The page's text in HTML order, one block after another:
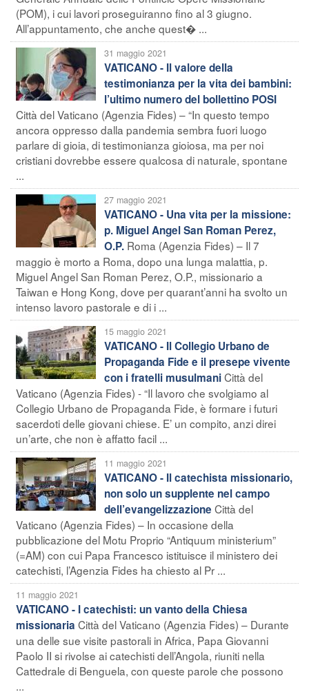
(POM), i cui lavori proseguiranno fino al 3 giugno.
All’appuntamento, che anche quest� ...
31 maggio 2021
VATICANO - Il valore della
testimonianza per la vita dei bambini:
l’ultimo numero del bollettino POSI
Città del Vaticano (Agenzia Fides) – “In questo tempo
ancora oppresso dalla pandemia sembra fuori luogo
parlare di gioia, di testimonianza gioiosa, ma per noi
cristiani dovrebbe essere qualcosa di naturale, spontane
...
27 maggio 2021
VATICANO - Una vita per la missione:
p. Miguel Angel San Roman Perez,
O.P. Roma (Agenzia Fides) – Il 7
maggio è morto a Roma, dopo una lunga malattia, p.
Miguel Angel San Roman Perez, O.P., missionario a
Taiwan e Hong Kong, dove per quarant’anni ha svolto un
intenso lavoro pastorale e di i ...
15 maggio 2021
VATICANO - Il Collegio Urbano de
Propaganda Fide e il presepe vivente
con i fratelli musulmaniCittà del
Vaticano (Agenzia Fides) - “Il lavoro che svolgiamo al
Collegio Urbano de Propaganda Fide, è formare i futuri
sacerdoti delle giovani chiese. E’ un compito, anzi direi
un’arte, che non è affatto facil ...
11 maggio 2021
VATICANO - Il catechista missionario,
non solo un supplente nel campo
dell’evangelizzazione Città del
Vaticano (Agenzia Fides) – In occasione della
pubblicazione del Motu Proprio “Antiquum ministerium”
(=AM) con cui Papa Francesco istituisce il ministero dei
catechisti, l’Agenzia Fides ha chiesto al Pr ...
11 maggio 2021
VATICANO - I catechisti: un vanto della Chiesa
missionaria Città del Vaticano (Agenzia Fides) – Durante
una delle sue visite pastorali in Africa, Papa Giovanni
Paolo II si rivolse ai catechisti dell’Angola, riuniti nella
Cattedrale di Benguela, con queste parole che possono
...